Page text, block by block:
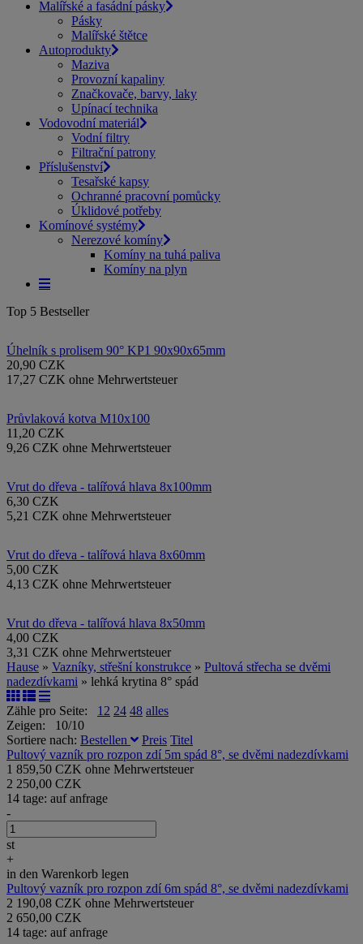
Malířské a fasádní pásky
Pásky
Malířské štětce
Autoprodukty
Maziva
Provozní kapaliny
Značkovače, barvy, laky
Upínací technika
Vodovodní materiál
Vodní filtry
Filtrační patrony
Příslušenství
Tesařské kapsy
Ochranné pracovní pomůcky
Úklidové potřeby
Komínové systémy
Nerezové komíny
Komíny na tuhá paliva
Komíny na plyn
Top 5 Bestseller
Úhelník s prolisem 90° KP1 90x90x65mm
20,90 CZK
17,27 CZK ohne Mehrwertsteuer
Průvlaková kotva M10x100
11,20 CZK
9,26 CZK ohne Mehrwertsteuer
Vrut do dřeva - talířová hlava 8x100mm
6,30 CZK
5,21 CZK ohne Mehrwertsteuer
Vrut do dřeva - talířová hlava 8x60mm
5,00 CZK
4,13 CZK ohne Mehrwertsteuer
Vrut do dřeva - talířová hlava 8x50mm
4,00 CZK
3,31 CZK ohne Mehrwertsteuer
Hause » Vazníky, střešní konstrukce » Pultová střecha se dvěmi
nadezdívkami » lehká krytina 8° spád
Zähle pro Seite: 12 24 48 alles
Zeigen: 10/10
Sortiere nach: Bestellen Preis Titel
Pultový vazník pro rozpon zdí 5m spád 8°, se dvěmi nadezdívkami
1 859,50 CZK ohne Mehrwertsteuer
2 250,00 CZK
14 tage: auf anfrage
-
st
+
in den Warenkorb legen
Pultový vazník pro rozpon zdí 6m spád 8°, se dvěmi nadezdívkami
2 190,08 CZK ohne Mehrwertsteuer
2 650,00 CZK
14 tage: auf anfrage